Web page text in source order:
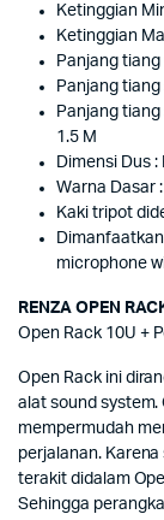
Ketinggian
Ketinggian
Panjang
Panjang
Panjang
1.5 M
Dimensi Dus :
Warna Dasar
Kaki tripot
microphone
RENZA OPEN
Open Rack 10U +
Open Rack ini
alat sound system.
mempermudah
perjalanan.
terakit didalam
Sehingga